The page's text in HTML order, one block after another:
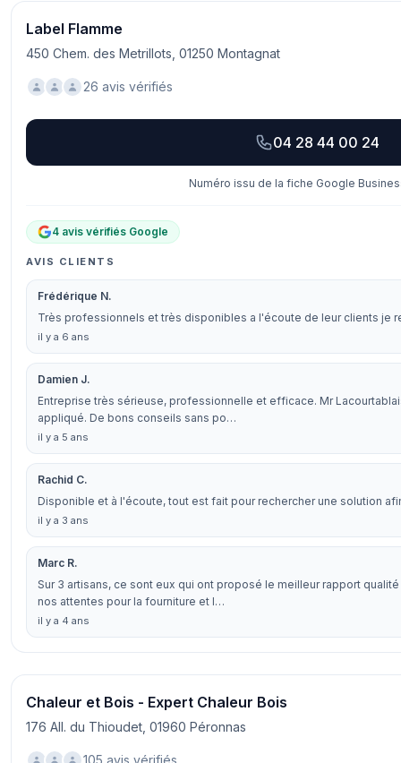
Label Flamme
450 Chem. des Metrillots, 01250 Montagnat
26 avis vérifiés
04 28 44 00 24
Numéro issu de la fiche Google
4 avis vérifiés Google
AVIS CLIENTS
Frédérique N.
Très professionnels et très disponibles a l'écoute de leur clients je
il y a 6 ans
Damien J.
Entreprise très sérieuse, professionnelle et efficace. Mr
appliqué. De bons conseils sans po…
il y a 5 ans
Rachid C.
Disponible et à l'écoute, tout est fait pour rechercher une solution
il y a 3 ans
Marc R.
Sur 3 artisans, ce sont eux qui ont proposé le meilleur rapport
nos attentes pour la fourniture et l…
il y a 4 ans
Chaleur et Bois - Expert Chaleur Bois
176 All. du Thioudet, 01960 Péronnas
105 avis vérifiés